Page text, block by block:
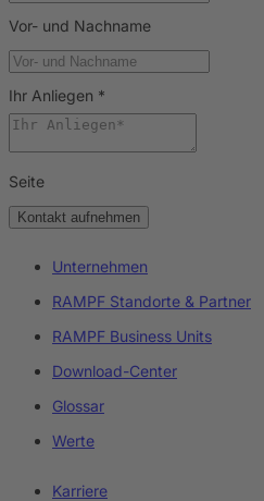
Vor- und Nachname
Ihr Anliegen *
Seite
Kontakt aufnehmen
Unternehmen
RAMPF Standorte & Partner
RAMPF Business Units
Download-Center
Glossar
Werte
Karriere